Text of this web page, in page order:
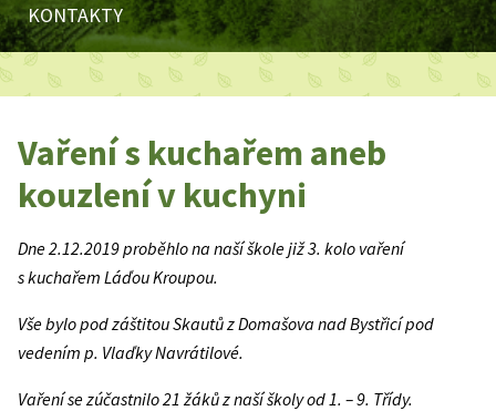
KONTAKTY
Vaření s kuchařem aneb
kouzlení v kuchyni
Dne 2.12.2019 proběhlo na naší škole již 3. kolo vaření
s kuchařem Láďou Kroupou.
Vše bylo pod záštitou Skautů z Domašova nad Bystřicí pod
vedením p. Vlaďky Navrátilové.
Vaření se zúčastnilo 21 žáků z naší školy od 1. – 9. Třídy.